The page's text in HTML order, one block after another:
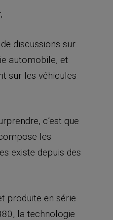
discussions sur
automobile, et
sur les véhicules
c’est que
les
existe depuis des
produite en série
la technologie